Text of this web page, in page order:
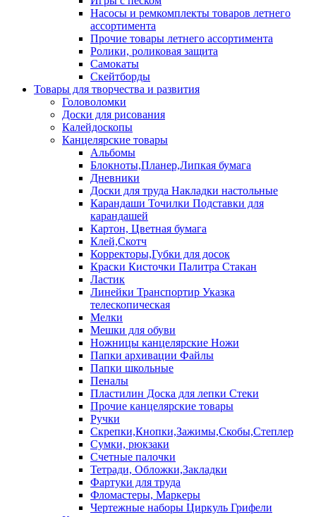
Насосы и ремкомплекты товаров летнего
ассортимента
Прочие товары летнего ассортимента
Ролики, роликовая защита
Самокаты
Скейтборды
Товары для творчества и развития
Головоломки
Доски для рисования
Калейдоскопы
Канцелярские товары
Альбомы
Блокноты,Планер,Липкая бумага
Дневники
Доски для труда Накладки настольные
Карандаши Точилки Подставки для
карандашей
Картон, Цветная бумага
Клей,Скотч
Корректоры,Губки для досок
Краски Кисточки Палитра Стакан
Ластик
Линейки Транспортир Указка
телескопическая
Мелки
Мешки для обуви
Ножницы канцелярские Ножи
Папки архивации Файлы
Папки школьные
Пеналы
Пластилин Доска для лепки Стеки
Прочие канцелярские товары
Ручки
Скрепки,Кнопки,Зажимы,Скобы,Степлер
Сумки, рюкзаки
Счетные палочки
Тетради, Обложки,Закладки
Фартуки для труда
Фломастеры, Маркеры
Чертежные наборы Циркуль Грифели